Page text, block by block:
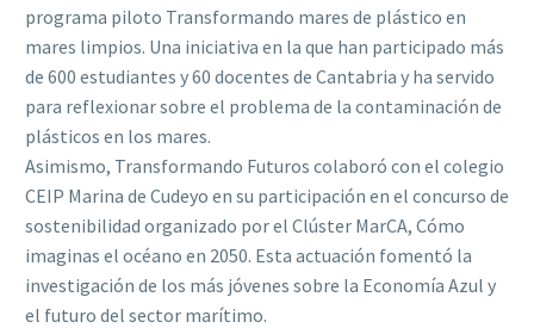
programa piloto Transformando mares de plástico en
mares limpios. Una iniciativa en la que han participado más
de 600 estudiantes y 60 docentes de Cantabria y ha servido
para reflexionar sobre el problema de la contaminación de
plásticos en los mares.
Asimismo, Transformando Futuros colaboró con el colegio
CEIP Marina de Cudeyo en su participación en el concurso de
sostenibilidad organizado por el Clúster MarCA, Cómo
imaginas el océano en 2050. Esta actuación fomentó la
investigación de los más jóvenes sobre la Economía Azul y
el futuro del sector marítimo.